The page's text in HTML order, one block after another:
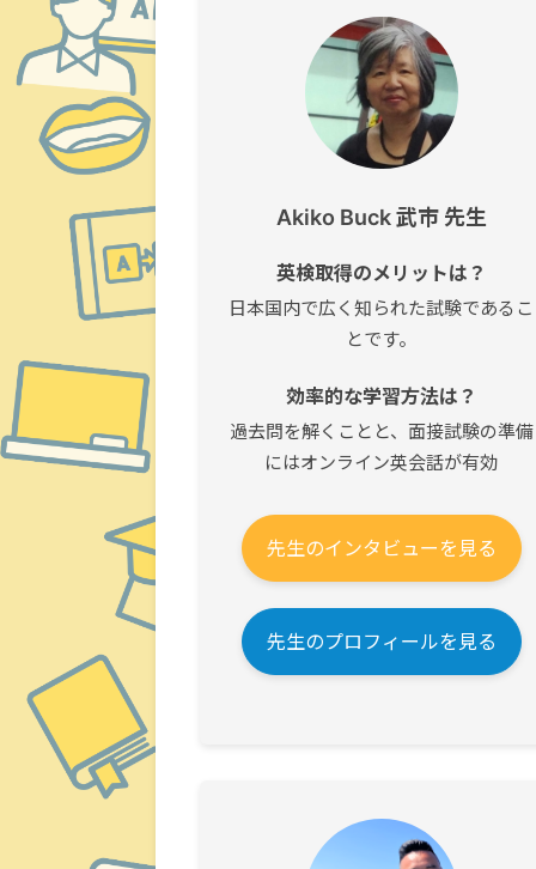
Akiko Buck 武市 先生
英検取得のメリットは？
日本国内で広く知られた試験であるこ
とです。
効率的な学習方法は？
過去問を解くことと、面接試験の準備
にはオンライン英会話が有効
先生のインタビューを見る
先生のプロフィールを見る